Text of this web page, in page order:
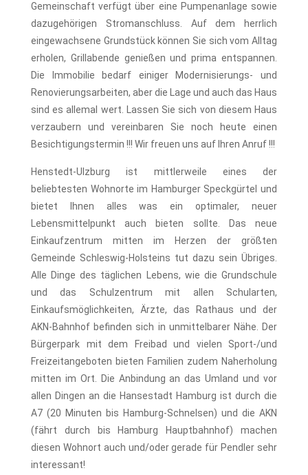
Gemeinschaft verfügt über eine Pumpenanlage sowie
dazugehörigen Stromanschluss. Auf dem herrlich
eingewachsene Grundstück können Sie sich vom Alltag
erholen, Grillabende genießen und prima entspannen.
Die Immobilie bedarf einiger Modernisierungs- und
Renovierungsarbeiten, aber die Lage und auch das Haus
sind es allemal wert. Lassen Sie sich von diesem Haus
verzaubern und vereinbaren Sie noch heute einen
Besichtigungstermin !!! Wir freuen uns auf Ihren Anruf !!!
Henstedt-Ulzburg ist mittlerweile eines der
beliebtesten Wohnorte im Hamburger Speckgürtel und
bietet Ihnen alles was ein optimaler, neuer
Lebensmittelpunkt auch bieten sollte. Das neue
Einkaufzentrum mitten im Herzen der größten
Gemeinde Schleswig-Holsteins tut dazu sein Übriges.
Alle Dinge des täglichen Lebens, wie die Grundschule
und das Schulzentrum mit allen Schularten,
Einkaufsmöglichkeiten, Ärzte, das Rathaus und der
AKN-Bahnhof befinden sich in unmittelbarer Nähe. Der
Bürgerpark mit dem Freibad und vielen Sport-/und
Freizeitangeboten bieten Familien zudem Naherholung
mitten im Ort. Die Anbindung an das Umland und vor
allen Dingen an die Hansestadt Hamburg ist durch die
A7 (20 Minuten bis Hamburg-Schnelsen) und die AKN
(fährt durch bis Hamburg Hauptbahnhof) machen
diesen Wohnort auch und/oder gerade für Pendler sehr
interessant!